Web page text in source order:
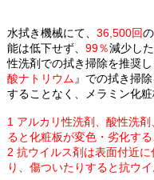
水拭き機械にて、 36,500回
能は低下せず、 99％減少し
性洗剤での拭き掃除を推奨
酸ナトリウム 』での拭き掃
することなく、メラミン化
1 アルカリ性洗剤、酸性洗
ると化粧板が変色・劣化する
2 抗ウイルス剤は表面付近
り、傷ついたりすると抗ウ